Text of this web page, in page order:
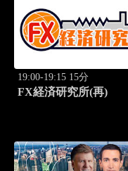
19:00-19:15 15分
FX経済研究所(再)